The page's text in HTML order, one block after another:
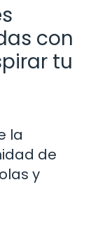
con
tu
la
de
y